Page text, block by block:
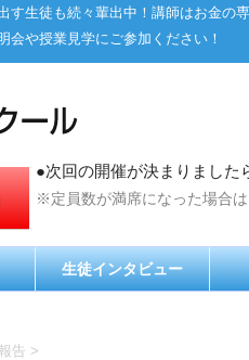
す生徒も続々輩出中！講師はお金
会や授業見学にご参加ください！
●次回の開催が決まりました
※定員数が満席になった場合
生徒インタビュー
告 >